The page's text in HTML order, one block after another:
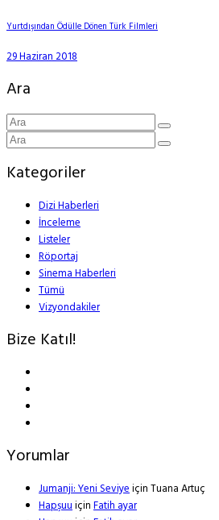
Yurtdışından Ödülle Dönen Türk Filmleri
29 Haziran 2018
Ara
Kategoriler
Dizi Haberleri
İnceleme
Listeler
Röportaj
Sinema Haberleri
Tümü
Vizyondakiler
Bize Katıl!
Yorumlar
Jumanji: Yeni SeviyeiçinTuana Artuç
HapşuuiçinFatih ayar